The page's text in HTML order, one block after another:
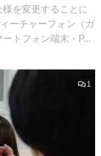
を変更することに
ーチャーフォン（ガ
トフォン端末・P...
1